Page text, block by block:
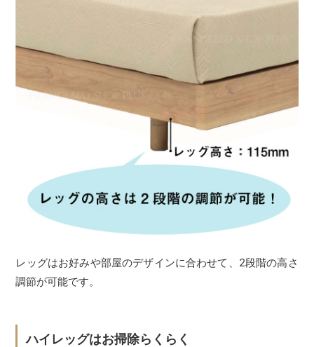
レッグはお好みや部屋のデザインに合わせて、2段階の高さ
調節が可能です。
ハイレッグはお掃除らくらく